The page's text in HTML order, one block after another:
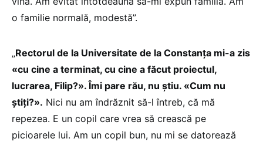
o familie normală, modestă”.
„Rectorul de la Universitate de la Constanța mi-a zis
«cu cine a terminat, cu cine a făcut proiectul,
lucrarea, Filip?». Îmi pare rău, nu știu. «Cum nu
știți?». Nici nu am îndrăznit să-l întreb, că mă
repezea. E un copil care vrea să crească pe
picioarele lui. Am un copil bun, nu mi se datorează